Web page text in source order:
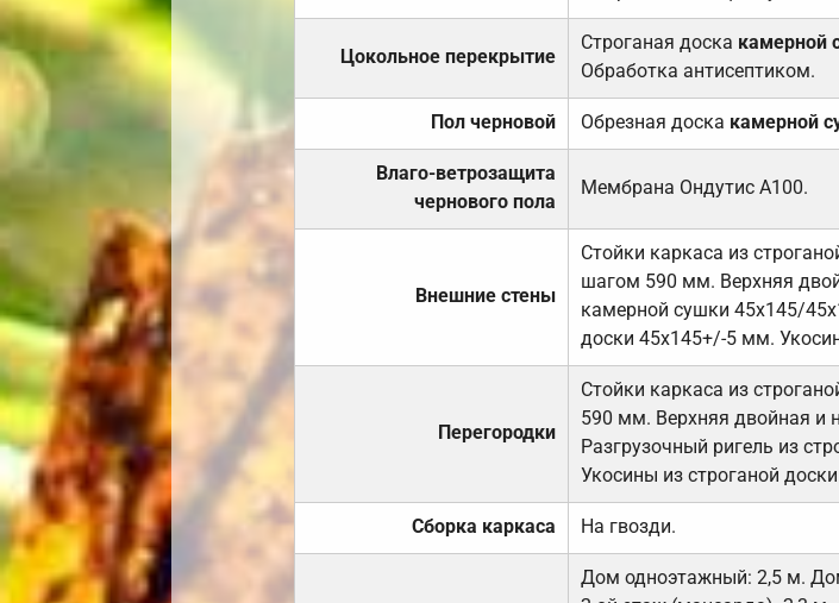
Цокольное перекрытие
Строганая доска камерной
Обработка антисептиком.
Пол черновой Обрезная доска камерной
Влаго-ветрозащита
чернового пола
Мембрана Ондутис А100.
Внешние стены
Стойки каркаса из
шагом 590 мм. Верхняя
камерной сушки 45х145/
доски 45х145+/-5 мм.
Перегородки
Стойки каркаса из
590 мм. Верхняя двойная и
Разгрузочный ригель из
Укосины из строганой
Сборка каркаса На гвозди.
Дом одноэтажный: 2,5 м.